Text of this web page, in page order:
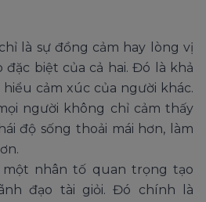
là sự đồng cảm hay lòng vị
đặc biệt của cả hai. Đó là khả
cảm xúc của người khác.
người không chỉ cảm thấy
độ sống thoải mái hơn, làm
một nhân tố quan trọng tạo
đạo tài giỏi. Đó chính là